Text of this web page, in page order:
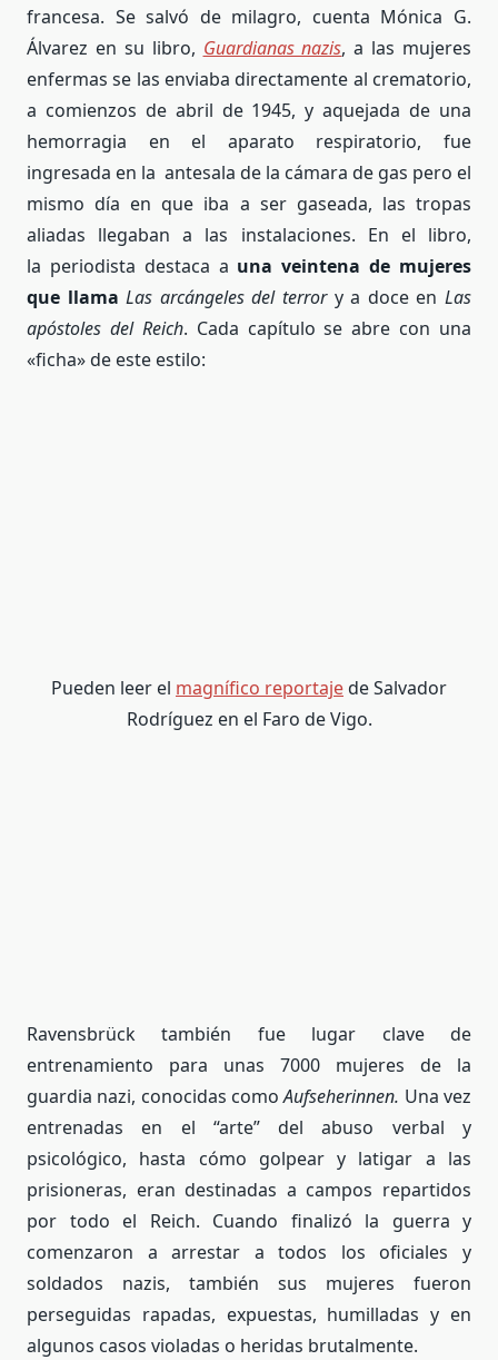
francesa. Se salvó de milagro, cuenta Mónica G.
Álvarez en su libro, Guardianas nazis, a las mujeres
enfermas se las enviaba directamente al crematorio,
a comienzos de abril de 1945, y aquejada de una
hemorragia en el aparato respiratorio, fue
ingresada en la antesala de la cámara de gas pero el
mismo día en que iba a ser gaseada, las tropas
aliadas llegaban a las instalaciones. En el libro,
la periodista destaca a una veintena de mujeres
que llamaLas arcángeles del terrory a doce enLas
apóstoles del Reich. Cada capítulo se abre con una
«ficha» de este estilo:
Pueden leer el magnífico reportajede Salvador
Rodríguez en el Faro de Vigo.
Ravensbrück también fue lugar clave de
entrenamiento para unas 7000 mujeres de la
guardia nazi, conocidas comoAufseherinnen. Una vez
entrenadas en el “arte” del abuso verbal y
psicológico, hasta cómo golpear y latigar a las
prisioneras, eran destinadas a campos repartidos
por todo el Reich. Cuando finalizó la guerra y
comenzaron a arrestar a todos los oficiales y
soldados nazis, también sus mujeres fueron
perseguidas rapadas, expuestas, humilladas y en
algunos casos violadas o heridas brutalmente.